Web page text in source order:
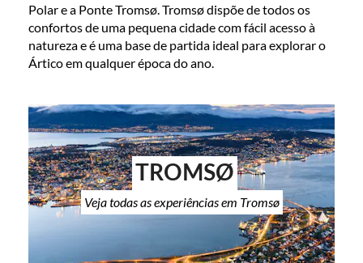
Polar e a Ponte Tromsø. Tromsø dispõe de todos os
confortos de uma pequena cidade com fácil acesso à
natureza e é uma base de partida ideal para explorar o
Ártico em qualquer época do ano.
TROMSØ
Veja todas as experiências em Tromsø